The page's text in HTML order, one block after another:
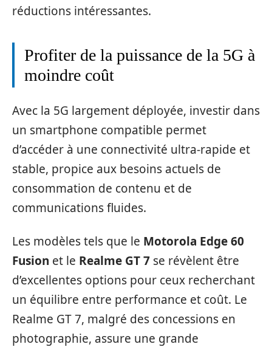
réductions intéressantes.
Profiter de la puissance de la 5G à
moindre coût
Avec la 5G largement déployée, investir dans
un smartphone compatible permet
d’accéder à une connectivité ultra-rapide et
stable, propice aux besoins actuels de
consommation de contenu et de
communications fluides.
Les modèles tels que le Motorola Edge 60
Fusion et le Realme GT 7 se révèlent être
d’excellentes options pour ceux recherchant
un équilibre entre performance et coût. Le
Realme GT 7, malgré des concessions en
photographie, assure une grande